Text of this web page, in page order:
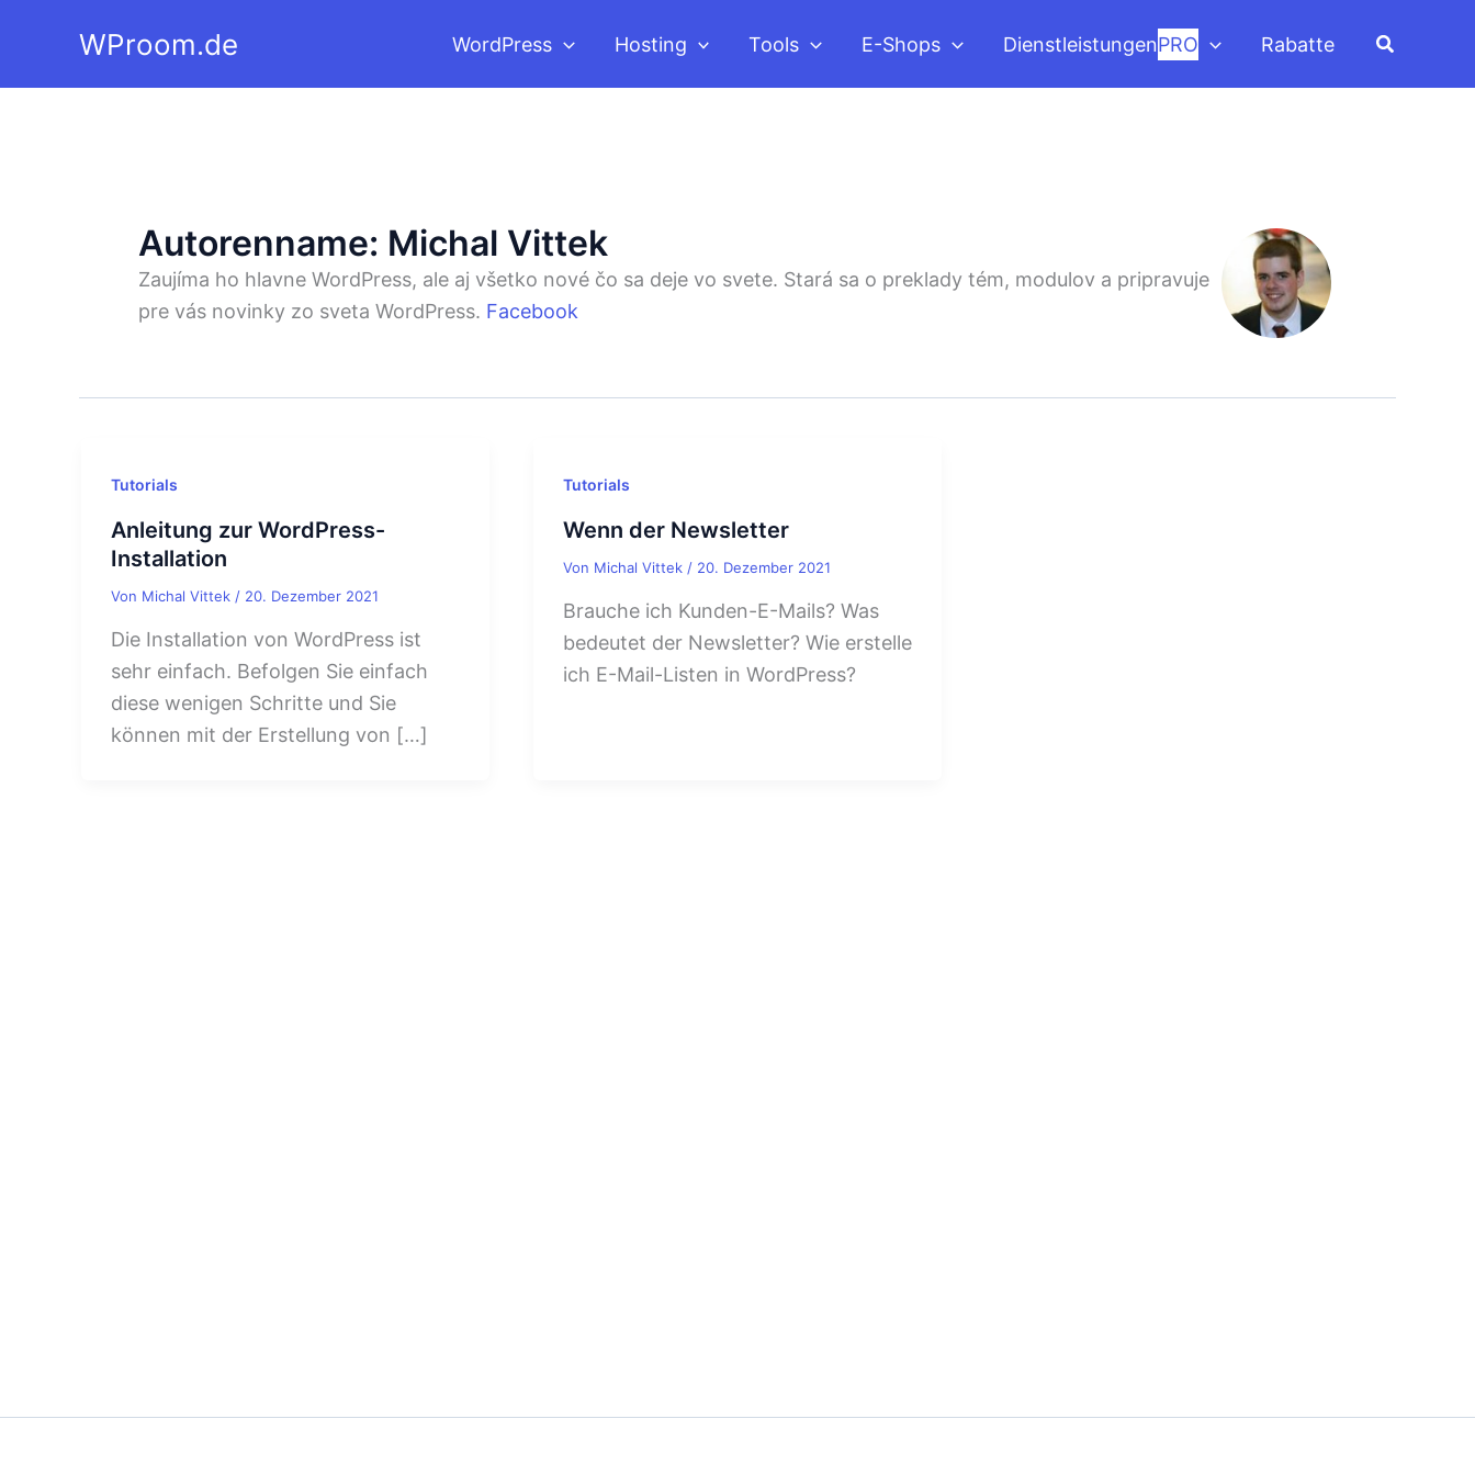
WProom.de WordPress Hosting Tools E-Shops DienstleistungenPRO Rabatte Suchen
Autorenname: Michal Vittek
Zaujíma ho hlavne WordPress, ale aj všetko nové čo sa deje vo svete. Stará sa o preklady tém, modulov a pripravuje
pre vás novinky zo sveta WordPress. Facebook
Tutorials
Anleitung zur WordPress-
Installation
Von Michal Vittek / 20. Dezember 2021
Die Installation von WordPress ist
sehr einfach. Befolgen Sie einfach
diese wenigen Schritte und Sie
können mit der Erstellung von […]
Tutorials
Wenn der Newsletter
Von Michal Vittek / 20. Dezember 2021
Brauche ich Kunden-E-Mails? Was
bedeutet der Newsletter? Wie erstelle
ich E-Mail-Listen in WordPress?